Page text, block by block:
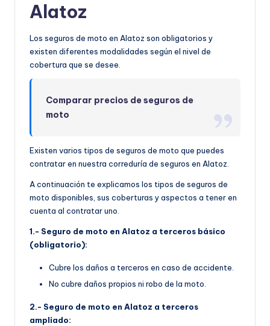
Alatoz
Los seguros de moto en Alatoz son obligatorios y
existen diferentes modalidades según el nivel de
cobertura que se desee.
Comparar precios de seguros de
moto
Existen varios tipos de seguros de moto que puedes
contratar en nuestra correduría de seguros en Alatoz.
A continuación te explicamos los tipos de seguros de
moto disponibles, sus coberturas y aspectos a tener en
cuenta al contratar uno.
1.- Seguro de moto en Alatoz a terceros básico
(obligatorio):
Cubre los daños a terceros en caso de accidente.
No cubre daños propios ni robo de la moto.
2.- Seguro de moto en Alatoz a terceros
ampliado: